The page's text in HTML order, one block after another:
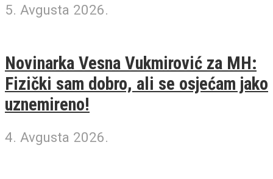
5. Avgusta 2026.
Novinarka Vesna Vukmirović za MH:
Fizički sam dobro, ali se osjećam jako
uznemireno!
4. Avgusta 2026.